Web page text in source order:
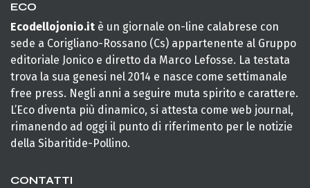
ECO
Ecodellojonio.it è un giornale on-line calabrese con
sede a Corigliano-Rossano (Cs) appartenente al Gruppo
editoriale Jonico e diretto da Marco Lefosse. La testata
trova la sua genesi nel 2014 e nasce come settimanale
free press. Negli anni a seguire muta spirito e carattere.
L’Eco diventa più dinamico, si attesta come web journal,
rimanendo ad oggi il punto di riferimento per le notizie
della Sibaritide-Pollino.
CONTATTI